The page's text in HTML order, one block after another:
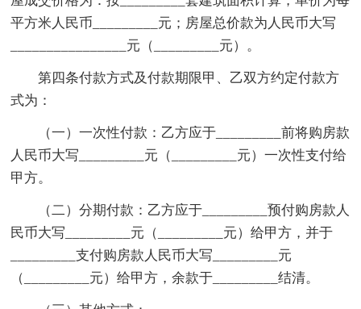
平方米人民币_________元；房屋总价款为人民币大写
________________元（_________元）。
第四条付款方式及付款期限甲、乙双方约定付款方
式为：
（一）一次性付款：乙方应于_________前将购房款
人民币大写_________元（_________元）一次性支付给
甲方。
（二）分期付款：乙方应于_________预付购房款人
民币大写_________元（_________元）给甲方，并于
_________支付购房款人民币大写_________元
（_________元）给甲方，余款于_________结清。